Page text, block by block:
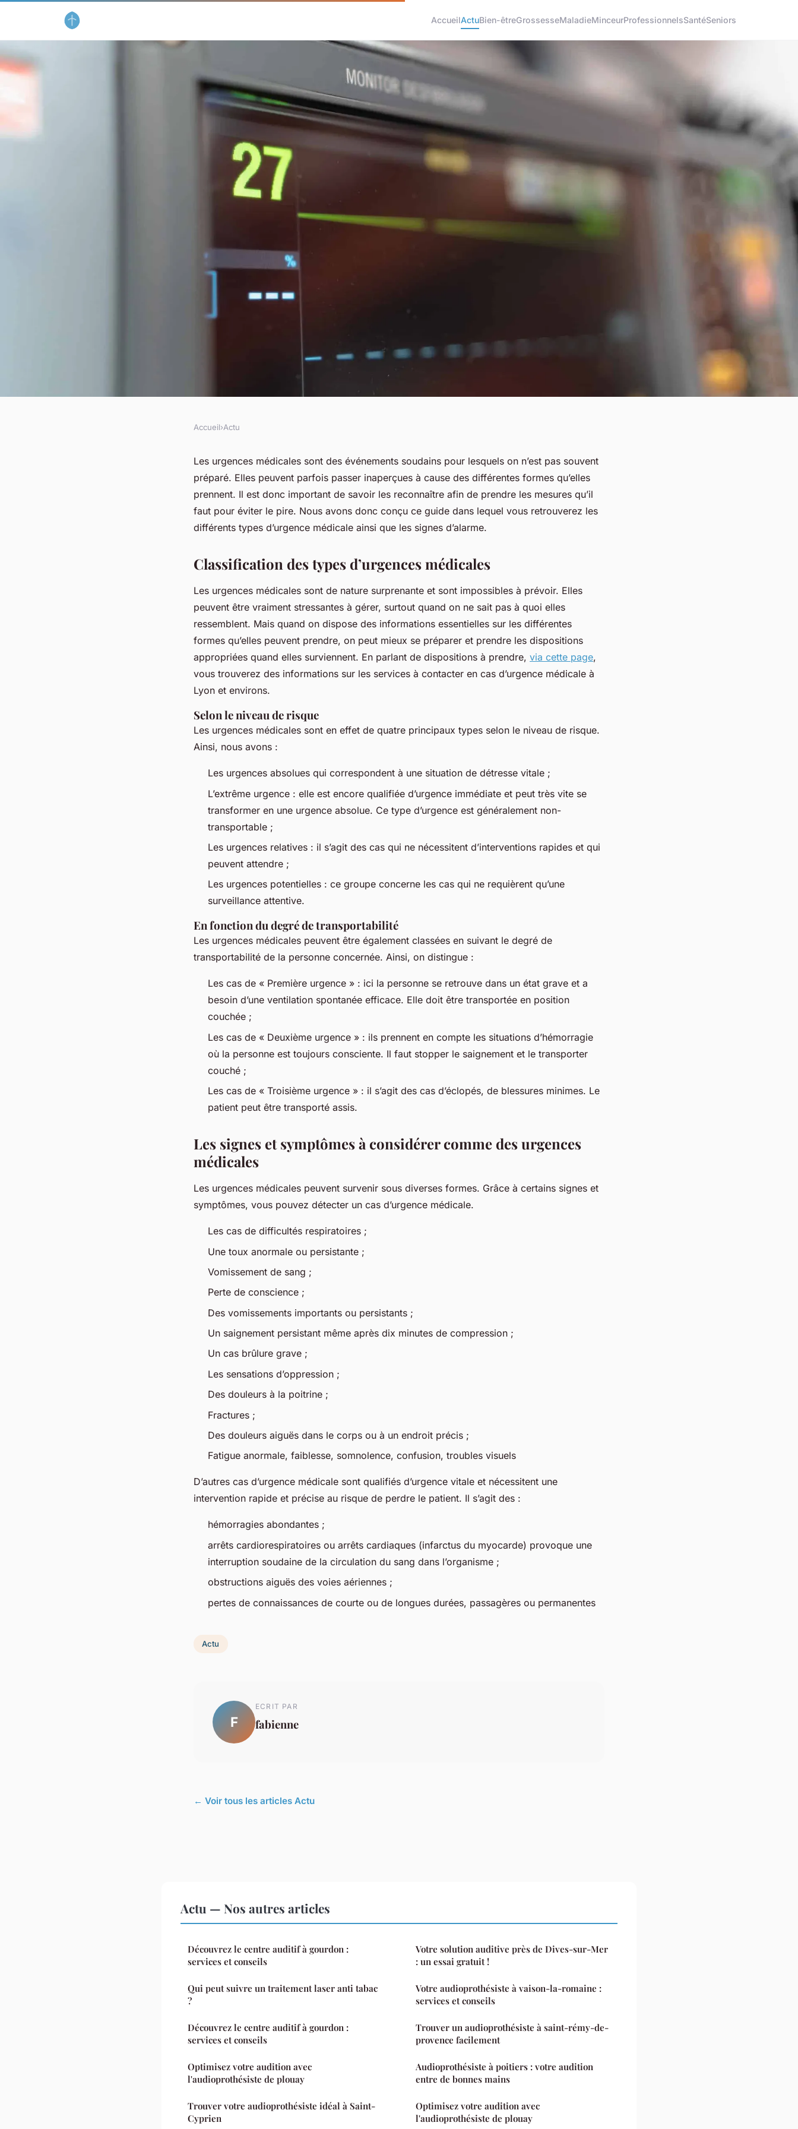
AccueilActuBien-êtreGrossesseMaladieMinceurProfessionnelsSantéSeniors
Comment reconnaître une urgence
Accueil›Actu
Les urgences médicales sont des événements soudains pour lesquels on n’est pas souvent
préparé. Elles peuvent parfois passer inaperçues à cause des différentes formes qu’elles
prennent. Il est donc important de savoir les reconnaître afin de prendre les mesures qu’il
faut pour éviter le pire. Nous avons donc conçu ce guide dans lequel vous retrouverez les
différents types d’urgence médicale ainsi que les signes d’alarme.
Classification des types d’urgences médicales
Les urgences médicales sont de nature surprenante et sont impossibles à prévoir. Elles
peuvent être vraiment stressantes à gérer, surtout quand on ne sait pas à quoi elles
ressemblent. Mais quand on dispose des informations essentielles sur les différentes
formes qu’elles peuvent prendre, on peut mieux se préparer et prendre les dispositions
appropriées quand elles surviennent. En parlant de dispositions à prendre, via cette page,
vous trouverez des informations sur les services à contacter en cas d’urgence médicale à
Lyon et environs.
Selon le niveau de risque
Les urgences médicales sont en effet de quatre principaux types selon le niveau de risque.
Ainsi, nous avons :
Les urgences absolues qui correspondent à une situation de détresse vitale ;
L’extrême urgence : elle est encore qualifiée d’urgence immédiate et peut très vite se
transformer en une urgence absolue. Ce type d’urgence est généralement non-
transportable ;
Les urgences relatives : il s’agit des cas qui ne nécessitent d’interventions rapides et qui
peuvent attendre ;
Les urgences potentielles : ce groupe concerne les cas qui ne requièrent qu’une
surveillance attentive.
En fonction du degré de transportabilité
Les urgences médicales peuvent être également classées en suivant le degré de
transportabilité de la personne concernée. Ainsi, on distingue :
Les cas de « Première urgence » : ici la personne se retrouve dans un état grave et a
besoin d’une ventilation spontanée efficace. Elle doit être transportée en position
couchée ;
Les cas de « Deuxième urgence » : ils prennent en compte les situations d’hémorragie
où la personne est toujours consciente. Il faut stopper le saignement et le transporter
couché ;
Les cas de « Troisième urgence » : il s’agit des cas d’éclopés, de blessures minimes. Le
patient peut être transporté assis.
Les signes et symptômes à considérer comme des urgences
médicales
Les urgences médicales peuvent survenir sous diverses formes. Grâce à certains signes et
symptômes, vous pouvez détecter un cas d’urgence médicale.
Les cas de difficultés respiratoires ;
Une toux anormale ou persistante ;
Vomissement de sang ;
Perte de conscience ;
Des vomissements importants ou persistants ;
Un saignement persistant même après dix minutes de compression ;
Un cas brûlure grave ;
Les sensations d’oppression ;
Des douleurs à la poitrine ;
Fractures ;
Des douleurs aiguës dans le corps ou à un endroit précis ;
Fatigue anormale, faiblesse, somnolence, confusion, troubles visuels
D’autres cas d’urgence médicale sont qualifiés d’urgence vitale et nécessitent une
intervention rapide et précise au risque de perdre le patient. Il s’agit des :
hémorragies abondantes ;
arrêts cardiorespiratoires ou arrêts cardiaques (infarctus du myocarde) provoque une
interruption soudaine de la circulation du sang dans l’organisme ;
obstructions aiguës des voies aériennes ;
pertes de connaissances de courte ou de longues durées, passagères ou permanentes
Actu
F
ECRIT PAR
fabienne
← Voir tous les articles Actu
Actu — Nos autres articles
Découvrez le centre auditif à gourdon :
services et conseils
Qui peut suivre un traitement laser anti tabac
?
Découvrez le centre auditif à gourdon :
services et conseils
Optimisez votre audition avec
l'audioprothésiste de plouay
Trouver votre audioprothésiste idéal à Saint-
Cyprien
Votre solution auditive près de Dives-sur-Mer
: un essai gratuit !
Votre audioprothésiste à vaison-la-romaine :
services et conseils
Trouver un audioprothésiste à saint-rémy-de-
provence facilement
Audioprothésiste à poitiers : votre audition
entre de bonnes mains
Optimisez votre audition avec
l'audioprothésiste de plouay